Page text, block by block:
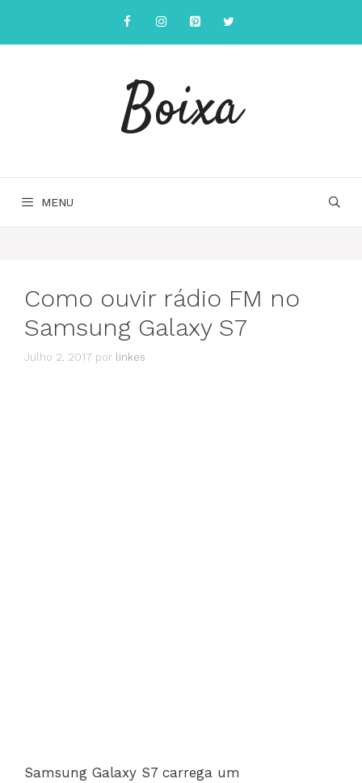
o
Boixa
MENU
Como ouvir rádio FM no
Samsung Galaxy S7
Julho 2, 2017 por linkes
Samsung Galaxy S7 carrega um